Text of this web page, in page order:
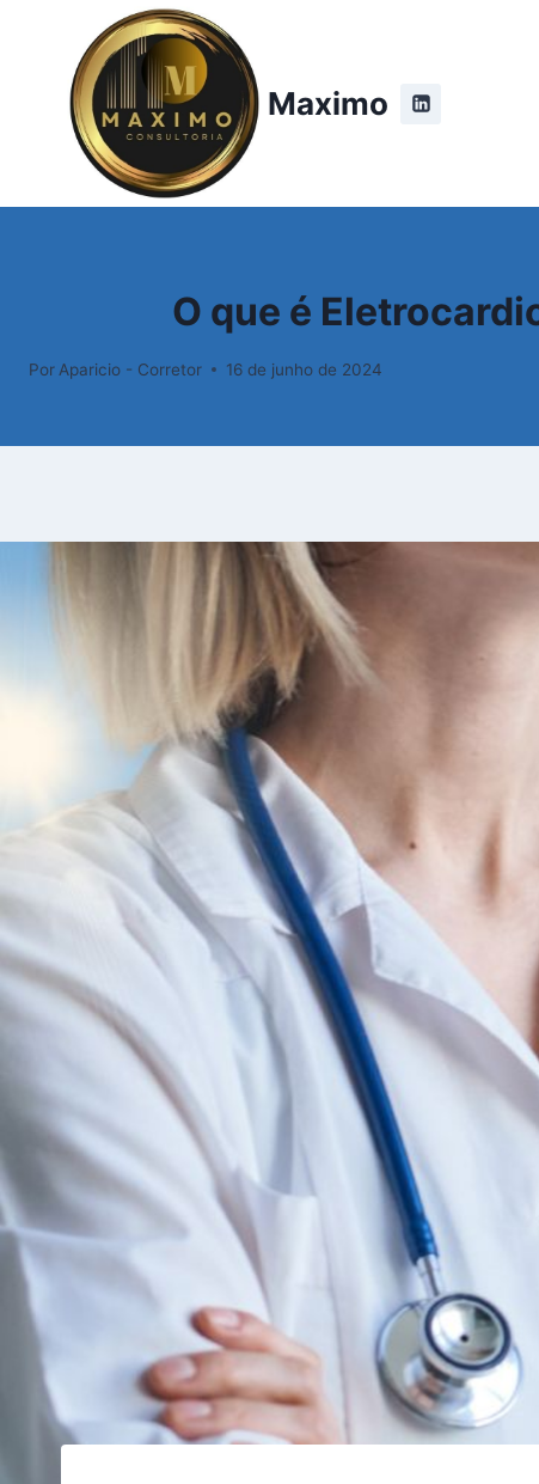
Conteúdo
Maximo
O que é
Por Aparicio - Corretor 16 de junho de 2024